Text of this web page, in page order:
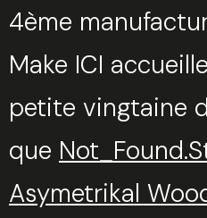
4ème
Make ICI
petite vingtaine
que
Asymetrikal